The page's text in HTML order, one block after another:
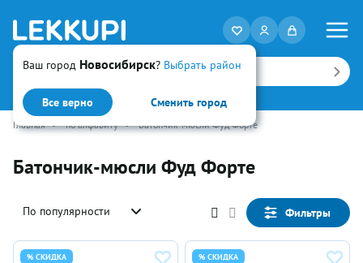
Ваш город Новосибирск? Выбрать район
Все верно Сменить город
Искать
Главная • по алфавиту • Батончик-мюсли Фуд Форте
Батончик-мюсли Фуд Форте
По популярности Фильтры
% СКИДКА % СКИДКА